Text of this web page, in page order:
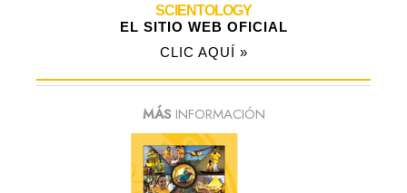
SCIENTOLOGY
EL SITIO WEB OFICIAL
CLIC AQUÍ »
MÁSINFORMACIÓN